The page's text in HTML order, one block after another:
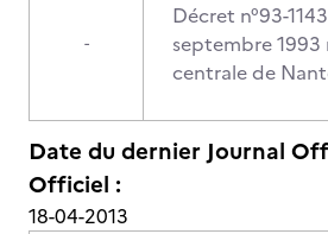
-
Décret n°93-
septembre 1993
centrale de
Date du dernier Journal
Officiel :
18-04-2013